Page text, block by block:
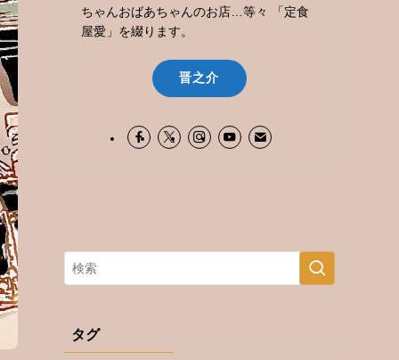
ちゃんおばあちゃんのお店…等々 「定食
屋愛」を綴ります。
晋之介
タグ